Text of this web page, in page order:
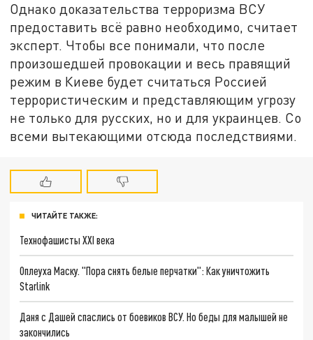
Однако доказательства терроризма ВСУ
предоставить всё равно необходимо, считает
эксперт. Чтобы все понимали, что после
произошедшей провокации и весь правящий
режим в Киеве будет считаться Россией
террористическим и представляющим угрозу
не только для русских, но и для украинцев. Со
всеми вытекающими отсюда последствиями.
ЧИТАЙТЕ ТАКЖЕ:
Технофашисты XXI века
Оплеуха Маску. "Пора снять белые перчатки": Как уничтожить
Starlink
Даня с Дашей спаслись от боевиков ВСУ. Но беды для малышей не
закончились